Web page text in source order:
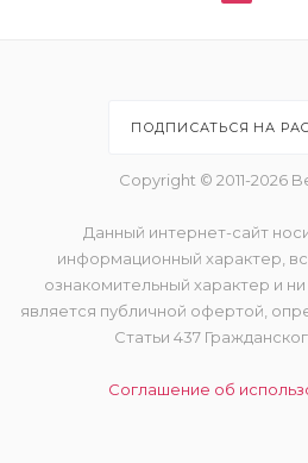
ПОДПИСАТЬСЯ НА
Copyright © 2011-2026
Данный интернет-сайт
информационный характер,
ознакомительный характер и
является публичной офертой,
Статьи 437
Соглашение об